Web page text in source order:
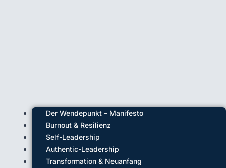
Der Wendepunkt – Manifesto
Burnout & Resilienz
Self-Leadership
Authentic-Leadership
Transformation & Neuanfang